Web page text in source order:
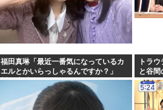
福田真琳「最近一番気になっているカ
エルとかいらっしゃるんですか？」
川名凜「それがいるんですよ」
トラ
と谷間